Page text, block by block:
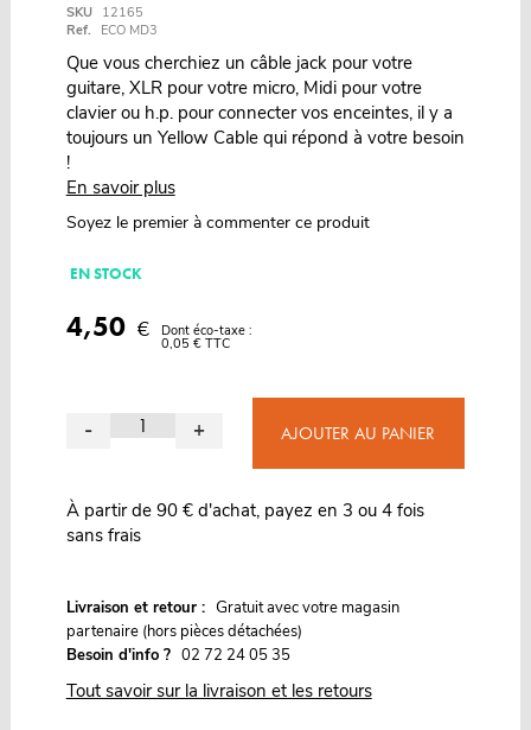
SKU
12165
Ref.
ECO MD3
Que vous cherchiez un câble jack pour votre
guitare, XLR pour votre micro, Midi pour votre
clavier ou h.p. pour connecter vos enceintes, il y a
toujours un Yellow Cable qui répond à votre besoin
!
En savoir plus
Soyez le premier à commenter ce produit
EN STOCK
4,50 € Dont éco-taxe :
0,05 € TTC
- + AJOUTER AU PANIER
À partir de 90 € d'achat, payez en 3 ou 4 fois
sans frais
Livraison et retour : Gratuit avec votre magasin
partenaire (hors pièces détachées)
Besoin d'info ? 02 72 24 05 35
Tout savoir sur la livraison et les retours